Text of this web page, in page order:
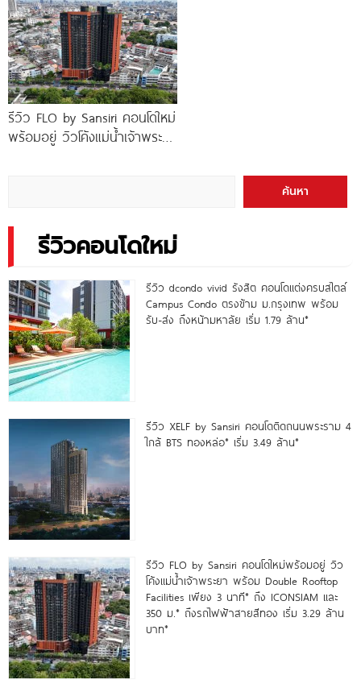
รีวิว FLO by Sansiri คอนโดใหม่
พร้อมอยู่ วิวโค้งแม่น้ำเจ้าพระยา
ค้นหา
รีวิวคอนโดใหม่
รีวิว dcondo vivid รังสิต คอนโดแต่งครบสไตล์
Campus Condo ตรงข้าม ม.กรุงเทพ พร้อม
รับ-ส่ง ถึงหน้ามหาลัย เริ่ม 1.79 ล้าน*
รีวิว XELF by Sansiri คอนโดติดถนนพระราม 4
ใกล้ BTS ทองหล่อ* เริ่ม 3.49 ล้าน*
รีวิว FLO by Sansiri คอนโดใหม่พร้อมอยู่ วิว
โค้งแม่น้ำเจ้าพระยา พร้อม Double Rooftop
Facilities เพียง 3 นาที* ถึง ICONSIAM และ
350 ม.* ถึงรถไฟฟ้าสายสีทอง เริ่ม 3.29 ล้าน
บาท*